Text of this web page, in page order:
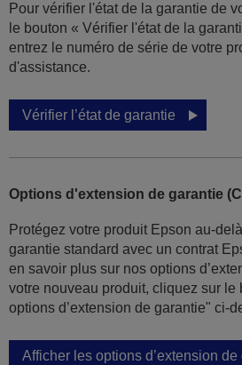
Pour vérifier l'état de la garantie de
le bouton « Vérifier l'état de la
entrez le numéro de série de votre
d'assistance.
Vérifier l’état de garantie
Options d'extension de garantie
Protégez votre produit Epson au-
garantie standard avec un contrat
en savoir plus sur nos options
votre nouveau produit, cliquez sur le
options d’extension de garantie" ci-
Afficher les options d’extension de